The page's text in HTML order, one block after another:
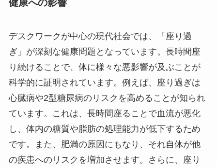
健康への影響
デスクワークが中心の現代社会では、「座り過
ぎ」が深刻な健康問題となっています。長時間座
り続けることで、体に様々な悪影響が及ぶことが
科学的に証明されています。例えば、座り過ぎは
心臓病や2型糖尿病のリスクを高めることが知られ
ています。これは、長時間座ることで血流が悪化
し、体内の糖質や脂肪の処理能力が低下するため
です。また、肥満の原因にもなり、それ自体が他
の疾患へのリスクを増加させます。さらに、座り